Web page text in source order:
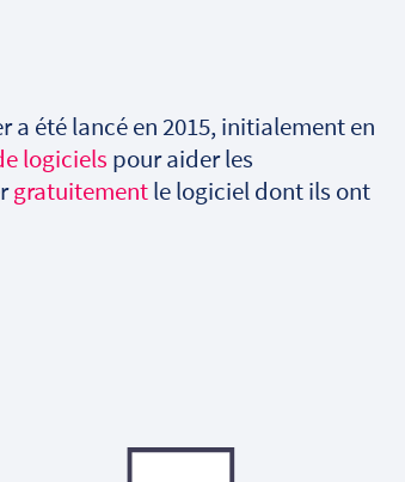
a été lancé en 2015, initialement en
logiciels pour aider les
gratuitementle logiciel dont ils ont